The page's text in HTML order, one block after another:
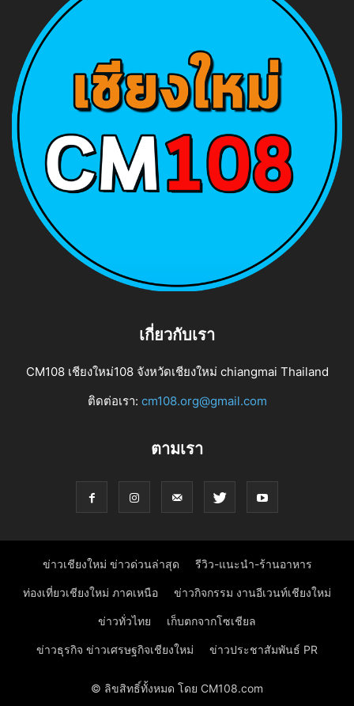
เกี่ยวกับเรา
CM108 เชียงใหม่108 จังหวัดเชียงใหม่ chiangmai Thailand
ติดต่อเรา: cm108.org@gmail.com
ตามเรา
ข่าวเชียงใหม่ ข่าวด่วนล่าสุด รีวิว-แนะนำ-ร้านอาหาร
ท่องเที่ยวเชียงใหม่ ภาคเหนือ ข่าวกิจกรรม งานอีเวนท์เชียงใหม่
ข่าวทั่วไทย เก็บตกจากโซเชียล
ข่าวธุรกิจ ข่าวเศรษฐกิจเชียงใหม่ ข่าวประชาสัมพันธ์ PR
© ลิขสิทธิ์ทั้งหมด โดย CM108.com